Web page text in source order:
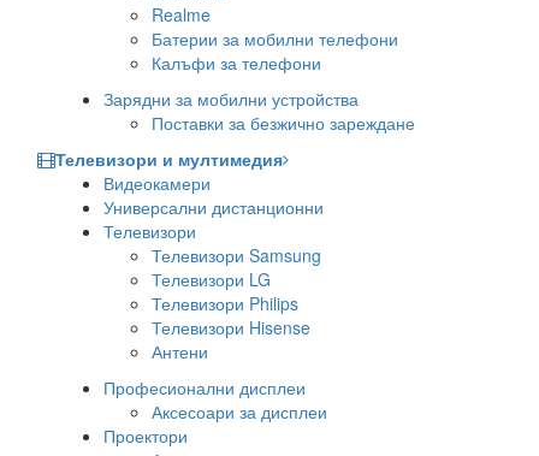
Realme
Батерии за мобилни телефони
Калъфи за телефони
Зарядни за мобилни устройства
Поставки за безжично зареждане
Телевизори и мултимедия
Видеокамери
Универсални дистанционни
Телевизори
Телевизори Samsung
Телевизори LG
Телевизори Philips
Телевизори Hisense
Антени
Професионални дисплеи
Аксесоари за дисплеи
Проектори